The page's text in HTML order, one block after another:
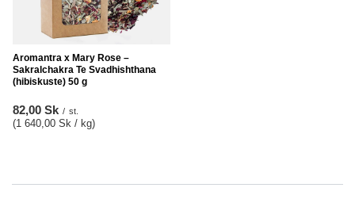
Aromantra x Mary Rose –
Sakralchakra Te Svadhishthana
(hibiskuste) 50 g
82,00 Sk / st.
(1 640,00 Sk / kg)